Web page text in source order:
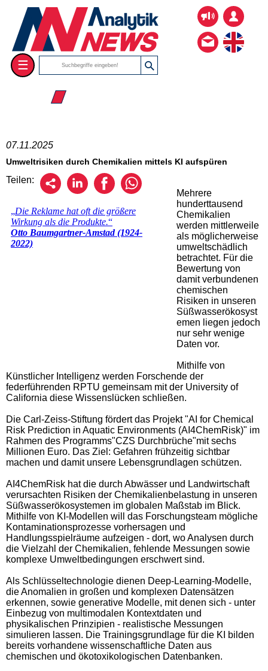
☰
☰ 2025
07.11.2025
Umweltrisiken durch Chemikalien mittels KI aufspüren
Teilen:
Mehrere
hunderttausend
Chemikalien
werden mittlerweile
als möglicherweise
umweltschädlich
betrachtet. Für die
Bewertung von
damit verbundenen
chemischen
Risiken in unseren
Süßwasserökosyst
emen liegen jedoch
nur sehr wenige
Daten vor.
Mithilfe von
Künstlicher Intelligenz werden Forschende der
federführenden RPTU gemeinsam mit der University of
California diese Wissenslücken schließen.
Die Carl-Zeiss-Stiftung fördert das Projekt "AI for Chemical
Risk Prediction in Aquatic Environments (AI4ChemRisk)" im
Rahmen des Programms"CZS Durchbrüche"mit sechs
Millionen Euro. Das Ziel: Gefahren frühzeitig sichtbar
machen und damit unsere Lebensgrundlagen schützen.
AI4ChemRisk hat die durch Abwässer und Landwirtschaft
verursachten Risiken der Chemikalienbelastung in unseren
Süßwasserökosystemen im globalen Maßstab im Blick.
Mithilfe von KI-Modellen will das Forschungsteam mögliche
Kontaminationsprozesse vorhersagen und
Handlungsspielräume aufzeigen - dort, wo Analysen durch
die Vielzahl der Chemikalien, fehlende Messungen sowie
komplexe Umweltbedingungen erschwert sind.
Als Schlüsseltechnologie dienen Deep-Learning-Modelle,
die Anomalien in großen und komplexen Datensätzen
erkennen, sowie generative Modelle, mit denen sich - unter
Einbezug von multimodalen Kontextdaten und
physikalischen Prinzipien - realistische Messungen
simulieren lassen. Die Trainingsgrundlage für die KI bilden
bereits vorhandene wissenschaftliche Daten aus
chemischen und ökotoxikologischen Datenbanken.